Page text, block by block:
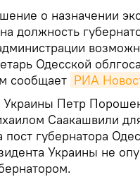
о назначении
должность
Одесской
сообщает РИА
Украины Петр
Саакашвили
губернатора
Украины не